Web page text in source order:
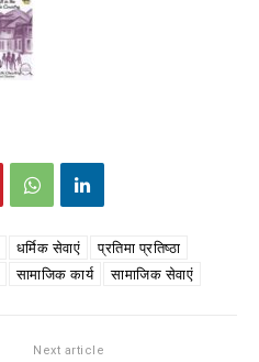
धर्मिक सेवाएं
प्रतिमा प्रतिष्ठा
सामाजिक कार्य सामाजिक सेवाएं
Next article